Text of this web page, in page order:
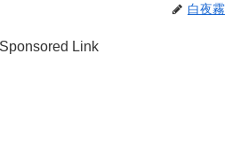
白夜霧
Sponsored Link